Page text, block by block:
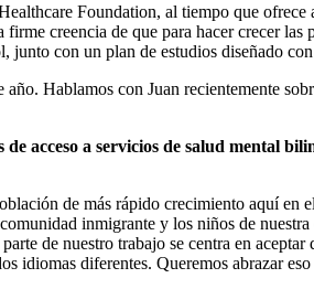
Foundation, al tiempo que
creencia de que para hacer crecer
con un plan de estudios diseñado
Hablamos con Juan recientemente
acceso a servicios de salud mental
de más rápido crecimiento aquí
inmigrante y los niños de
de nuestro trabajo se centra en aceptar
idiomas diferentes. Queremos abrazar